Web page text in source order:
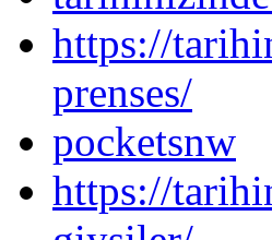
https://
prenses/
pocketsnw
https://